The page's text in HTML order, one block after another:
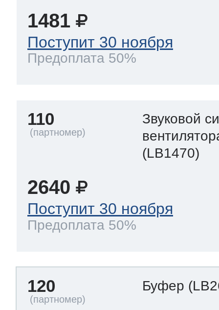
1481
Поступит 30 ноября
Предоплата 50%
110
Звуковой
(LB1470)
2640
Поступит 30 ноября
Предоплата 50%
120 Буфер